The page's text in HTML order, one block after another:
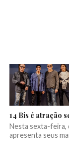
14 Bis é atração
Nesta sexta-feira,
apresenta seus